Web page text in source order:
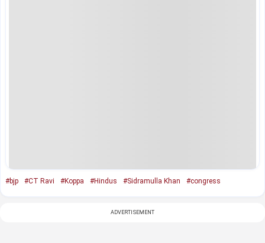
#bjp #CT Ravi #Koppa #Hindus #Sidramulla Khan #congress
ADVERTISEMENT